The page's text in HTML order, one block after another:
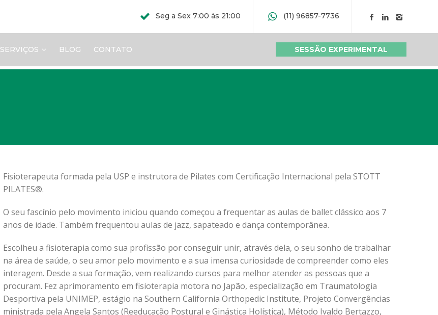
Seg a Sex 7:00 às 21:00 (11) 96857-7736
SERVIÇOS BLOG CONTATO SESSÃO EXPERIMENTAL
Fisioterapeuta formada pela USP e instrutora de Pilates com Certificação Internacional pela STOTT
PILATES®.
O seu fascínio pelo movimento iniciou quando começou a frequentar as aulas de ballet clássico aos 7
anos de idade. Também frequentou aulas de jazz, sapateado e dança contemporânea.
Escolheu a fisioterapia como sua profissão por conseguir unir, através dela, o seu sonho de trabalhar
na área de saúde, o seu amor pelo movimento e a sua imensa curiosidade de compreender como eles
interagem. Desde a sua formação, vem realizando cursos para melhor atender as pessoas que a
procuram. Fez aprimoramento em fisioterapia motora no Japão, especialização em Traumatologia
Desportiva pela UNIMEP, estágio na Southern California Orthopedic Institute, Projeto Convergências
ministrada pela Angela Santos (Reeducação Postural e Ginástica Holística), Método Ivaldo Bertazzo,